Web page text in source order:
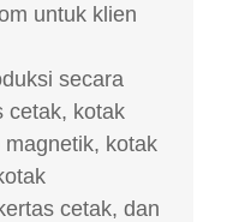
untuk klien
secara
cetak, kotak
kotak
cetak, dan